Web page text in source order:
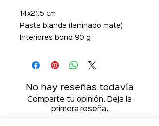
14x21.5 cm
Pasta blanda (laminado mate)
Interiores bond 90 g
No hay reseñas todavía
Comparte tu opinión. Deja la
primera reseña.